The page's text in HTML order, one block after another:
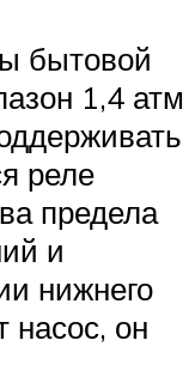
бытовой
1,4 атм
реле
предела
и
нижнего
насос, он